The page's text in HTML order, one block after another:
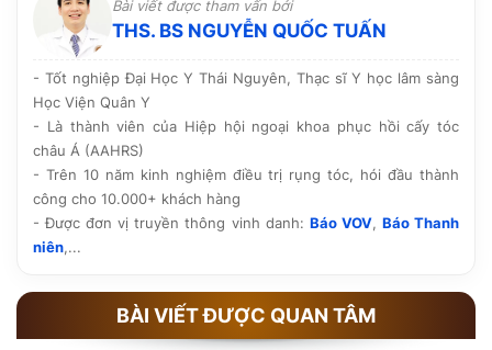
Bài viết được tham vấn bởi
THS. BS NGUYỄN QUỐC TUẤN
- Tốt nghiệp Đại Học Y Thái Nguyên, Thạc sĩ Y học lâm sàng
Học Viện Quân Y
- Là thành viên của Hiệp hội ngoại khoa phục hồi cấy tóc
châu Á (AAHRS)
- Trên 10 năm kinh nghiệm điều trị rụng tóc, hói đầu thành
công cho 10.000+ khách hàng
- Được đơn vị truyền thông vinh danh: Báo VOV, Báo Thanh
niên,...
BÀI VIẾT ĐƯỢC QUAN TÂM